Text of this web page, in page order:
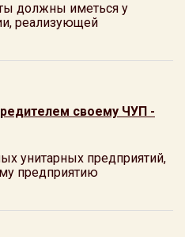
должны иметься у
реализующей
своему ЧУП -
унитарных предприятий,
предприятию